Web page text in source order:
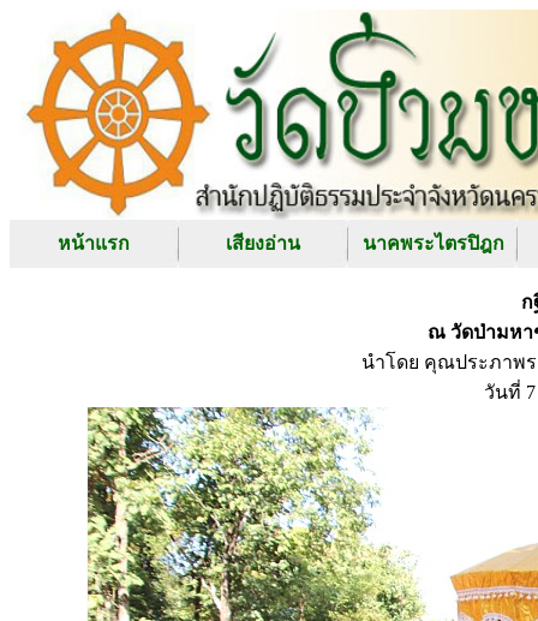
หน้าแรก เสียงอ่าน นาคพระไตรปิฎก
ก
ณ วัดป่ามหา
นำโดย คุณประภาพ
วันที่